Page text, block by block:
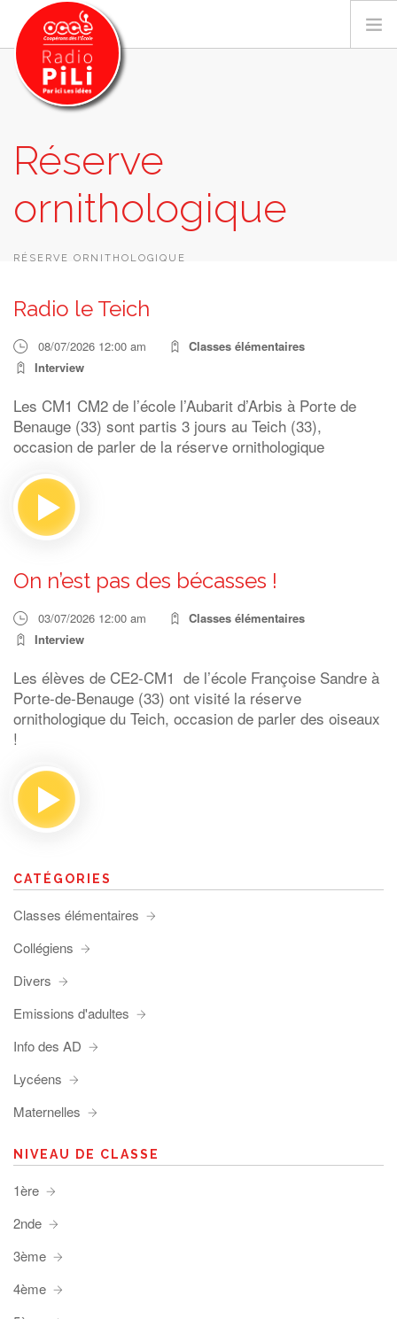
GRILLE DES PROGRAMMES
EMISSIONS / PODCASTS
SUR LE TERRITOIRE
RESSOURCES
RECHERCHER
Réserve
ornithologique
RÉSERVE ORNITHOLOGIQUE
Radio le Teich
08/07/2026 12:00 am
Classes élémentaires
Interview
Les CM1 CM2 de l’école l’Aubarit d’Arbis à Porte de
Benauge (33) sont partis 3 jours au Teich (33),
occasion de parler de la réserve ornithologique
On n’est pas des bécasses !
03/07/2026 12:00 am
Classes élémentaires
Interview
Les élèves de CE2-CM1 de l’école Françoise Sandre à
Porte-de-Benauge (33) ont visité la réserve
ornithologique du Teich, occasion de parler des oiseaux
!
CATÉGORIES
Classes élémentaires
Collégiens
Divers
Emissions d'adultes
Info des AD
Lycéens
Maternelles
NIVEAU DE CLASSE
1ère
2nde
3ème
4ème